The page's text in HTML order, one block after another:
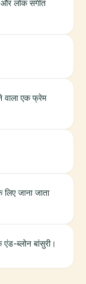
और लोक संगीत
वाला एक फ्रेम
जाना जाता
ब्लोन बांसुरी।